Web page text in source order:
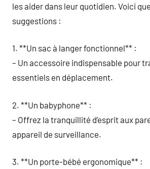
les aider dans leur quotidien. Voici
suggestions :
1. **Un sac à langer fonctionnel** :
– Un accessoire indispensable pour
essentiels en déplacement.
2. **Un babyphone** :
– Offrez la tranquillité d’esprit aux
appareil de surveillance.
3. **Un porte-bébé ergonomique** :